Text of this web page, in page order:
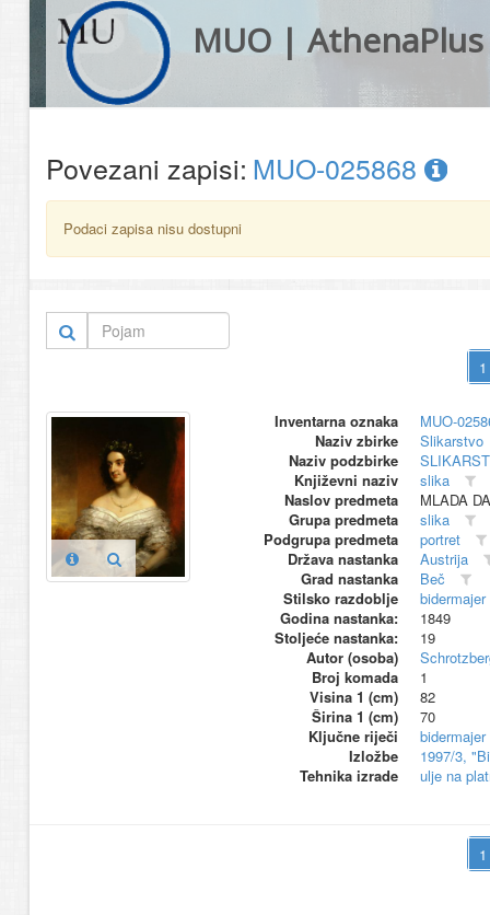
MUO | AthenaPlus
Povezani zapisi: MUO-025868
Podaci zapisa nisu dostupni
Inventarna oznaka
MUO-
Naziv zbirke
Slikarstvo
Naziv podzbirke
Književni naziv
slika
Naslov predmeta
MLADA
Grupa predmeta
slika
Podgrupa predmeta
portret
Država nastanka
Austrija
Grad nastanka
Beč
Stilsko razdoblje
bidermajer
Godina nastanka:
1849
Stoljeće nastanka:
19
Autor (osoba)
Broj komada
1
Visina 1 (cm)
82
Širina 1 (cm)
70
Ključne riječi
bidermajer
Izložbe
1997/3,
Tehnika izrade
ulje na